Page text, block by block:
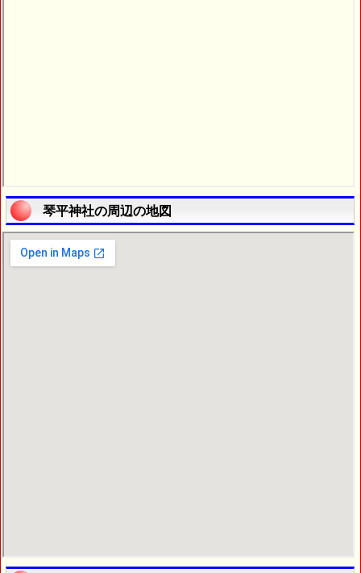
琴平神社の周辺の地図